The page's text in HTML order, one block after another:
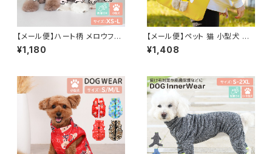
【メール便】ハート柄 メロウフリ
ル 長袖 ドッグウェア ストレッチ
犬 服 小型犬 ペット／pets218
¥1,180
【メール便】ペット 猫 小型犬 か
ばん ペットグッズ トートバッグ
キャリーバッグ キャンバスバッグ
¥1,408